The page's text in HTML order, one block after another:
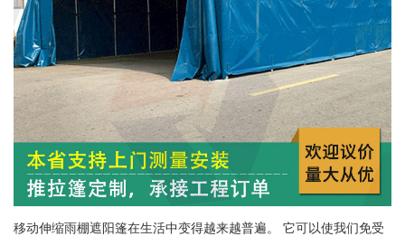
移动伸缩雨棚遮阳篷在生活中变得越来越普遍。 它可以使我们免受